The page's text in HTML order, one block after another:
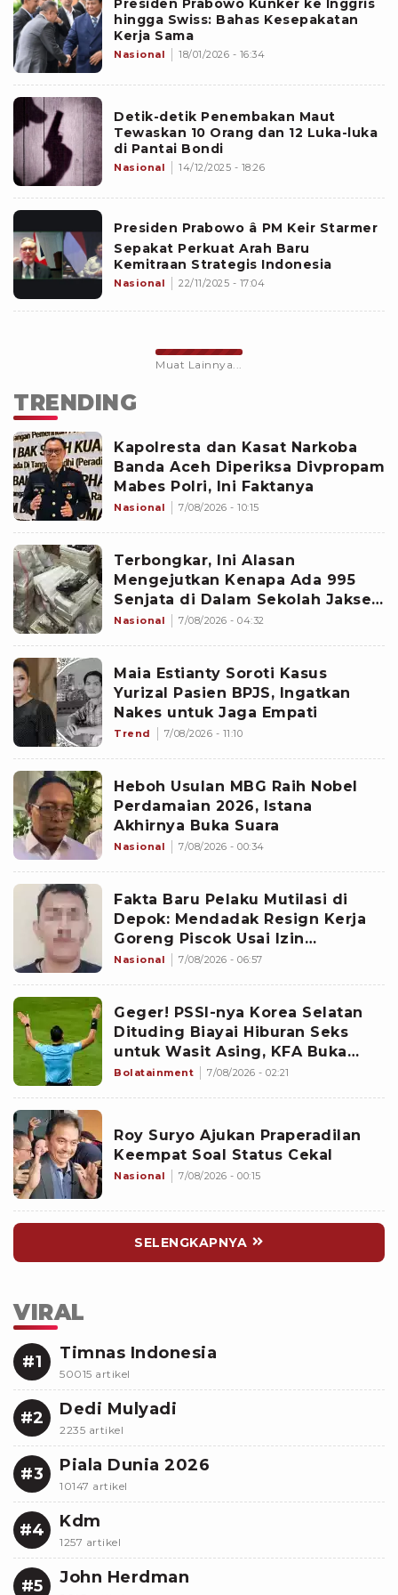
Presiden Prabowo Kunker ke Inggris
hingga Swiss: Bahas Kesepakatan
Kerja Sama
Nasional 18/01/2026 - 16:34
Detik-detik Penembakan Maut
Tewaskan 10 Orang dan 12 Luka-luka
di Pantai Bondi
Nasional 14/12/2025 - 18:26
Presiden Prabowo â PM Keir Starmer
Sepakat Perkuat Arah Baru
Kemitraan Strategis Indonesia
Nasional 22/11/2025 - 17:04
Muat Lainnya...
TRENDING
Kapolresta dan Kasat Narkoba
Banda Aceh Diperiksa Divpropam
Mabes Polri, Ini Faktanya
Nasional 7/08/2026 - 10:15
Terbongkar, Ini Alasan
Mengejutkan Kenapa Ada 995
Senjata di Dalam Sekolah Jaksel
Sejak 2020
Nasional 7/08/2026 - 04:32
Maia Estianty Soroti Kasus
Yurizal Pasien BPJS, Ingatkan
Nakes untuk Jaga Empati
Trend 7/08/2026 - 11:10
Heboh Usulan MBG Raih Nobel
Perdamaian 2026, Istana
Akhirnya Buka Suara
Nasional 7/08/2026 - 00:34
Fakta Baru Pelaku Mutilasi di
Depok: Mendadak Resign Kerja
Goreng Piscok Usai Izin
Interview di Mal
Nasional 7/08/2026 - 06:57
Geger! PSSI-nya Korea Selatan
Dituding Biayai Hiburan Seks
untuk Wasit Asing, KFA Buka
Suara
Bolatainment 7/08/2026 - 02:21
Roy Suryo Ajukan Praperadilan
Keempat Soal Status Cekal
Nasional 7/08/2026 - 00:15
SELENGKAPNYA
VIRAL
#1 Timnas Indonesia
50015 artikel
#2 Dedi Mulyadi
2235 artikel
#3 Piala Dunia 2026
10147 artikel
#4 Kdm
1257 artikel
#5 John Herdman